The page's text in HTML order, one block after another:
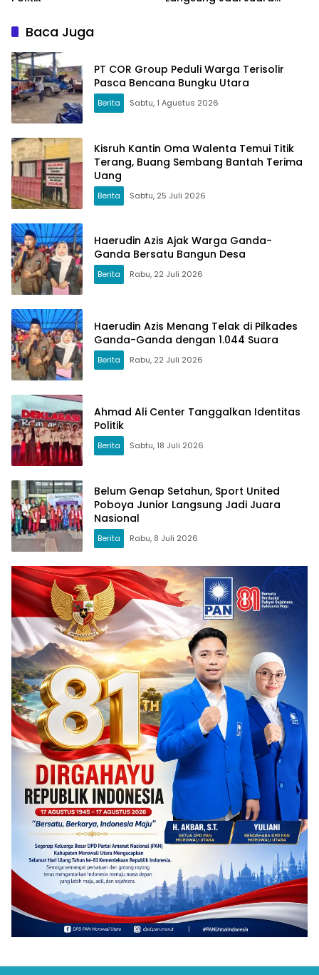
Baca Juga
PT COR Group Peduli Warga Terisolir
Pasca Bencana Bungku Utara
Berita Sabtu, 1 Agustus 2026
Kisruh Kantin Oma Walenta Temui Titik
Terang, Buang Sembang Bantah Terima
Uang
Berita Sabtu, 25 Juli 2026
Haerudin Azis Ajak Warga Ganda-
Ganda Bersatu Bangun Desa
Berita Rabu, 22 Juli 2026
Haerudin Azis Menang Telak di Pilkades
Ganda-Ganda dengan 1.044 Suara
Berita Rabu, 22 Juli 2026
Ahmad Ali Center Tanggalkan Identitas
Politik
Berita Sabtu, 18 Juli 2026
Belum Genap Setahun, Sport United
Poboya Junior Langsung Jadi Juara
Nasional
Berita Rabu, 8 Juli 2026